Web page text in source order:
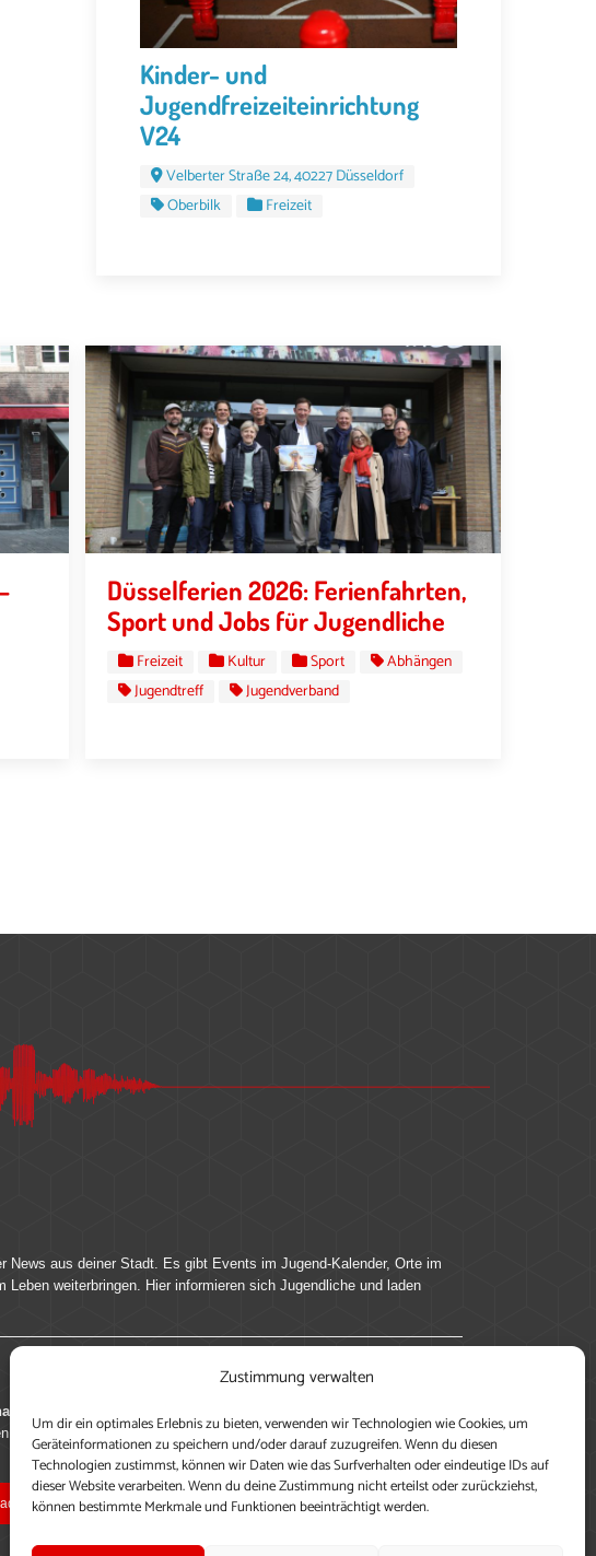
Zustimmung verwalten
Um dir ein optimales Erlebnis zu bieten, verwenden wir Technologien wie Cookies, um
Geräteinformationen zu speichern und/oder darauf zuzugreifen. Wenn du diesen
Technologien zustimmst, können wir Daten wie das Surfverhalten oder eindeutige IDs auf
dieser Website verarbeiten. Wenn du deine Zustimmung nicht erteilst oder zurückziehst,
können bestimmte Merkmale und Funktionen beeinträchtigt werden.
Kinder- und
Jugendfreizeiteinrichtung
V24
Velberter Straße 24, 40227 Düsseldorf
Oberbilk
Freizeit
Düsselferien 2026: Ferienfahrten,
Sport und Jobs für Jugendliche
Freizeit Kultur Sport
Abhängen
Jugendtreff
Jugendverband
aus deiner Stadt. Es gibt Events im Jugend-Kalender, Orte im
weiterbringen. Hier informieren sich Jugendliche und laden
Erfahrung, teile deine Perspektive und veröffentliche
um alle Funktionen nutzen zu können, ein Profil anzulegen, eigene
ohne Login